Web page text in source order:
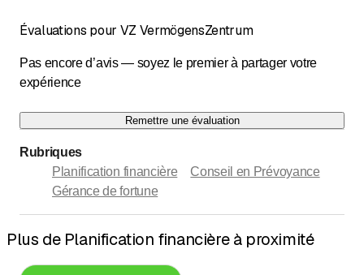
Évaluations pour VZ VermögensZentrum
Pas encore d’avis — soyez le premier à partager votre
expérience
Remettre une évaluation
Rubriques
Planification financière
Conseil en Prévoyance
Gérance de fortune
Plus de Planification financière à proximité